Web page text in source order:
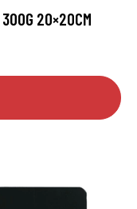
300G 20×20CM